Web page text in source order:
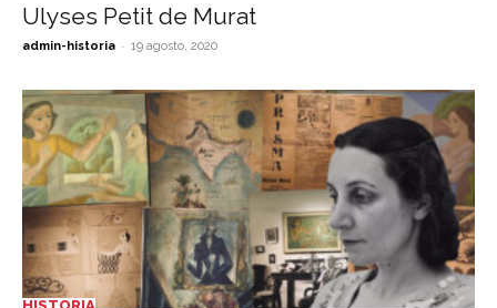
Ulyses Petit de Murat
admin-historia - 19 agosto, 2020